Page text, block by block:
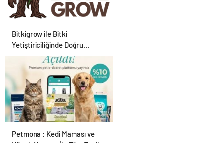
Bitkigrow ile Bitki
Yetiştiriciliğinde Doğru
Ekipman ve Ürün Seçimi
Petmona : Kedi Maması ve